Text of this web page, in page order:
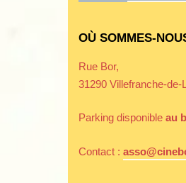
OÙ SOMMES-
Rue Bor,
31290 Villefranche-de-
Parking disponible au
Contact :